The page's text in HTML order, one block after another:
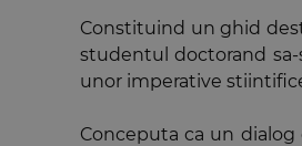
Constituind un ghid
studentul doctorand
unor imperative
Conceputa ca un